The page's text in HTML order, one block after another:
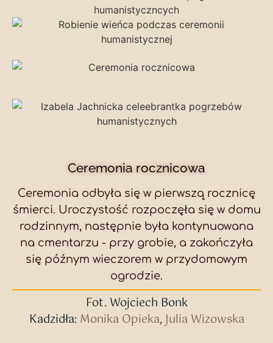
Ceremonia rocznicowa
Ceremonia odbyła się w pierwszą rocznicę
śmierci. Uroczystość rozpoczęła się w domu
rodzinnym, następnie była kontynuowana
na cmentarzu - przy grobie, a zakończyła
się późnym wieczorem w przydomowym
ogrodzie.
Fot. Wojciech Bonk
Kadzidła: Monika Opieka, Julia Wizowska